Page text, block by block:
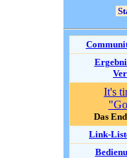
It's
Das
Link-